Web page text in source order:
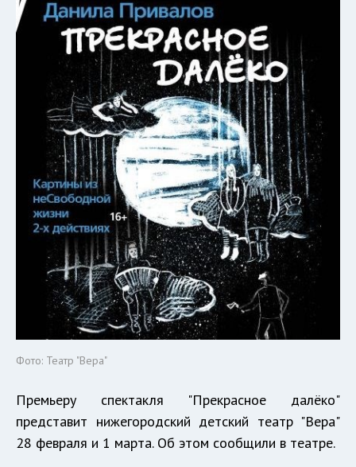
Фото: Театр "Вера"
Премьеру спектакля "Прекрасное далёко"
представит нижегородский детский театр "Вера"
28 февраля и 1 марта. Об этом сообщили в театре.